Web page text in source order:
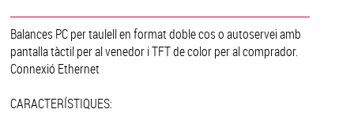
Balances PC per taulell en format doble cos o autoservei amb
pantalla tàctil per al venedor i TFT de color per al comprador.
Connexió Ethernet
CARACTERÍSTIQUES: